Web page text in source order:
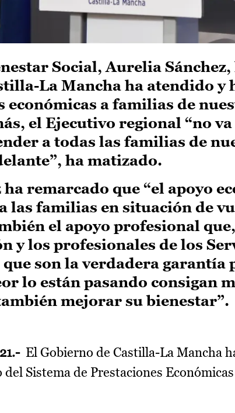
Social, Aurelia Sánchez,
La Mancha ha atendido y
económicas a familias de
el Ejecutivo regional “no
a todas las familias de
ha matizado.
remarcado que “el apoyo
las familias en situación de
el apoyo profesional
y los profesionales de los
son la verdadera garantía
lo están pasando consigan
mejorar su bienestar”.
El Gobierno de Castilla-La Mancha
Sistema de Prestaciones